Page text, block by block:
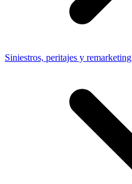
Siniestros, peritajes y remarketing